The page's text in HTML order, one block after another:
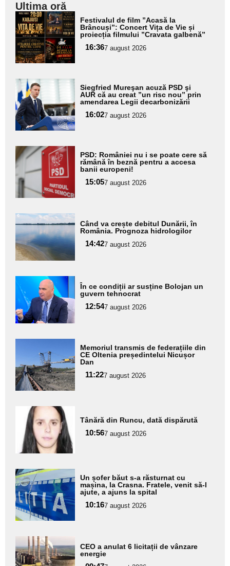
Ultima oră
Adaugă
aici textul
pentru
subtitlu
Festivalul de film ”Acasă la
Brâncuși”: Concert Vița de Vie și
proiecția filmului ”Cravata galbenă”
16:367 august 2026
Adaugă
aici textul
pentru
subtitlu
Siegfried Mureşan acuză PSD şi
AUR că au creat ”un risc nou” prin
amendarea Legii decarbonizării
16:027 august 2026
Adaugă
aici textul
pentru
subtitlu
PSD: României nu i se poate cere să
rămână în beznă pentru a accesa
banii europeni!
15:057 august 2026
Adaugă
aici textul
pentru
subtitlu
Când va crește debitul Dunării, în
România. Prognoza hidrologilor
14:427 august 2026
Adaugă
aici textul
pentru
subtitlu
În ce condiții ar susține Bolojan un
guvern tehnocrat
12:547 august 2026
aici textul
pentru
subtitlu
Memoriul transmis de federațiile din
CE Oltenia președintelui Nicușor
Dan
11:227 august 2026
Adaugă
aici textul
pentru
subtitlu
Tânără din Runcu, dată dispărută
10:567 august 2026
Adaugă
aici textul
pentru
subtitlu
Un șofer băut s-a răsturnat cu
mașina, la Crasna. Fratele, venit să-l
ajute, a ajuns la spital
10:167 august 2026
Adaugă
aici textul
CEO a anulat 6 licitații de vânzare
energie